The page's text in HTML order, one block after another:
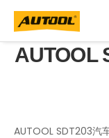
AUTOOL
AUTOOL SDT203汽